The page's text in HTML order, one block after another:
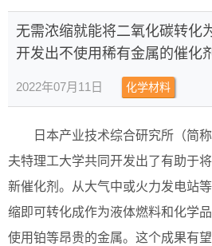
无需浓缩就能将二氧化碳转化
开发出不使用稀有金属的催化
2022年07月11日 化学材料
日本产业技术综合研究所（简
夫特理工大学共同开发出了有助于
新催化剂。从大气中或火力发电站
缩即可转化成作为液体燃料和化学
使用铂等昂贵的金属。这个成果有